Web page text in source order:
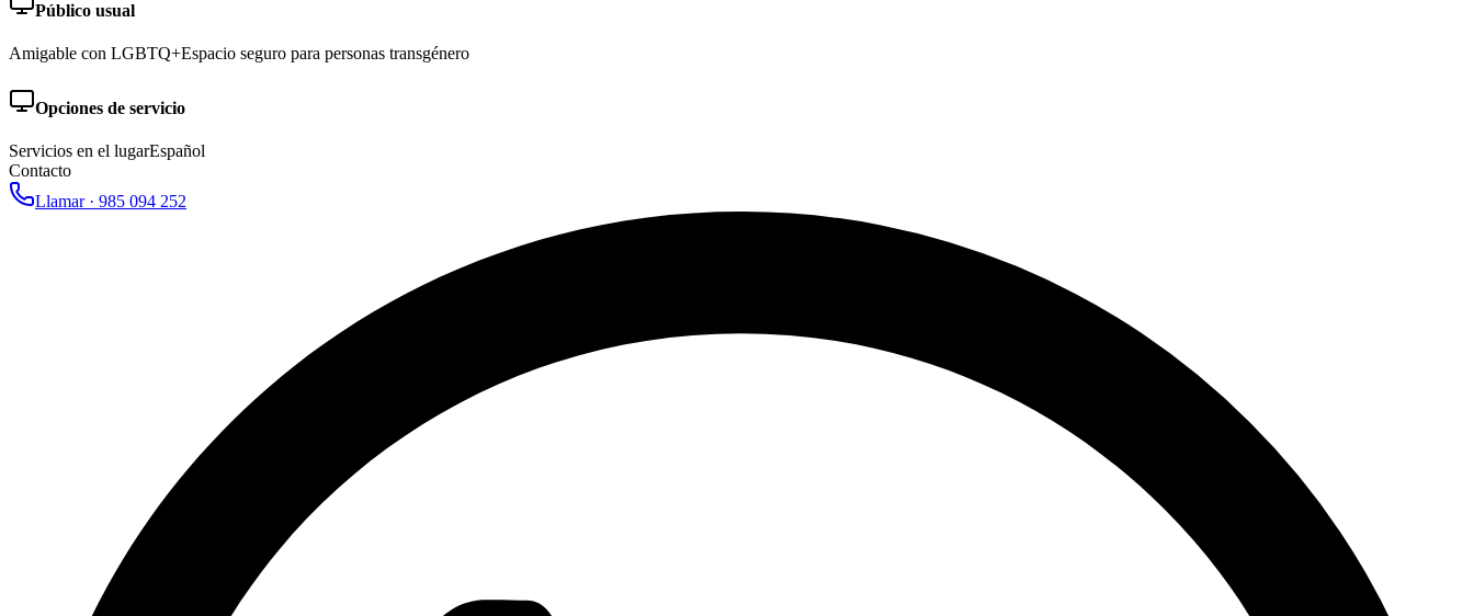
Público usual
Amigable con LGBTQ+Espacio seguro para personas transgénero
Opciones de servicio
Servicios en el lugarEspañol
Contacto
Llamar · 985 094 252